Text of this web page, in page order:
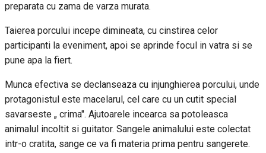
preparata cu zama de varza murata.
Taierea porcului incepe dimineata, cu cinstirea celor
participanti la eveniment, apoi se aprinde focul in vatra si se
pune apa la fiert.
Munca efectiva se declanseaza cu injunghierea porcului, unde
protagonistul este macelarul, cel care cu un cutit special
savarseste „ crima". Ajutoarele incearca sa potoleasca
animalul incoltit si guitator. Sangele animalului este colectat
intr-o cratita, sange ce va fi materia prima pentru sangerete.